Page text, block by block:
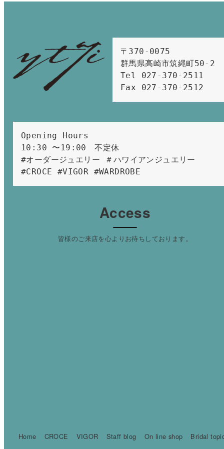
〒370-0075
群馬県高崎市筑縄町50-2
Tel 027-370-2511
Fax 027-370-2512
Opening Hours
10:30 〜19:00　不定休
#オーダージュエリー ＃ハワイアンジュエリー
#CROCE #VIGOR #WARDROBE
Access
皆様のご来店を心よりお待ちしております。
Home CROCE VIGOR Staff blog On line shop
Bridal